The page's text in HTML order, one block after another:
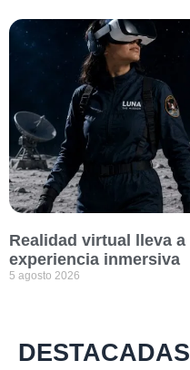
Realidad virtual lleva
experiencia inmersiva
5 agosto 2026
DESTACADAS